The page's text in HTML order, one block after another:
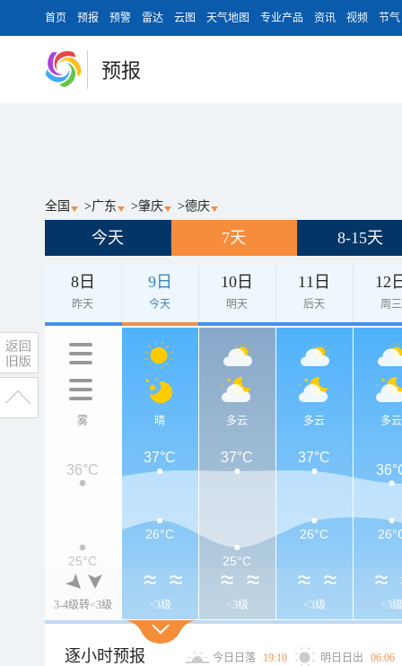
首页 预报 预警 雷达 云图 天气地图 专业产品 资讯 视频 节气
预报
全国 >广东 >肇庆 >德庆
今天 7天 8-15天
8日
昨天
9日
今天
10日
明天
11日
后天
12
周三
雾
3-4级转<3级
晴
<3级
多云
<3级
多云
<3级
多云
<3级
36°C
37°C 37°C 37°C
25°C
26°C
25°C
26°C
逐小时预报 今日日落 19:10 明日日出 06:06